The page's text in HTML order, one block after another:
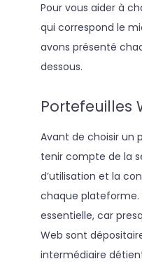
Pour vous aider à
qui correspond le
avons présenté
dessous.
Portefeuilles
Avant de choisir un
tenir compte de la
d’utilisation et la
chaque
essentielle, car
Web sont
intermédiaire